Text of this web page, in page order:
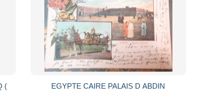
(
EGYPTE CAIRE PALAIS D ABDIN